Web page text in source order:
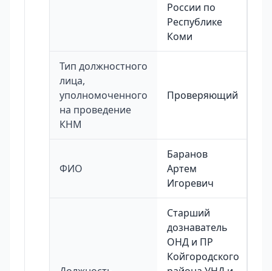
России по
Республике
Коми
Тип должностного
лица,
уполномоченного
на проведение
КНМ
Проверяющий
ФИО
Баранов
Артем
Игоревич
Старший
дознаватель
ОНД и ПР
Койгородского